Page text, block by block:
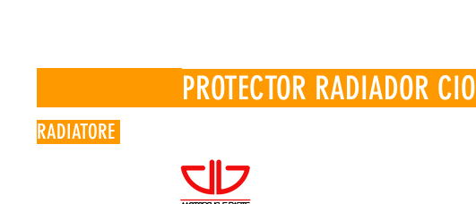
PROTECTOR RADIADOR CIO
RADIATORE